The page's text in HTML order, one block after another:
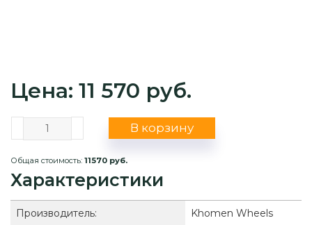
Цена: 11 570 руб.
В корзину
Общая стоимость: 11570 руб.
Характеристики
Производитель: Khomen Wheels